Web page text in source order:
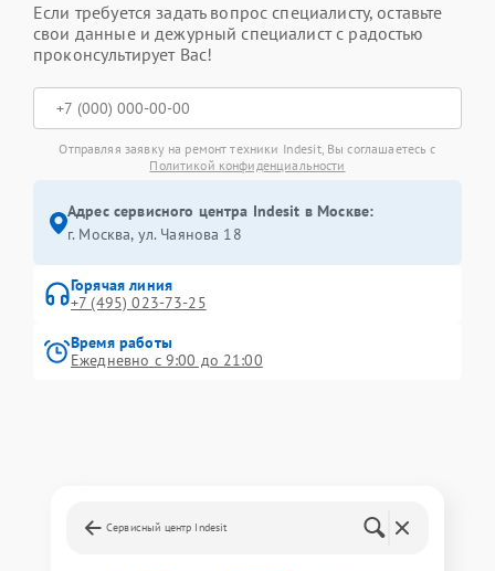
Если требуется задать вопрос специалисту, оставьте
свои данные и дежурный специалист с радостью
проконсультирует Вас!
Отправляя заявку на ремонт техники Indesit, Вы соглашаетесь с
Политикой конфиденциальности
Адрес сервисного центра Indesit в Москве:
г. Москва, ул. Чаянова 18
Горячая линия
+7 (495) 023-73-25
Время работы
Ежедневно с 9:00 до 21:00
Сервисный центр Indesit